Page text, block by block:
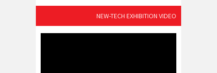
NEW-TECH EXHIBITION VIDEO